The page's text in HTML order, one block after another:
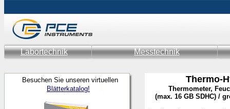
Labortechnik Messtechnik
Besuchen Sie unseren virtuellen
Blätterkatalog!
Thermo-
Thermometer,
(max. 16 GB SDHC) /